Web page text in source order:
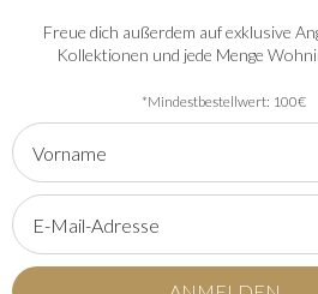
© 2026 | Bronx71 | Handelsregister
IdNr: NL854222881B01
Freue dich außerdem auf exklusive
Kollektionen und jede Menge
*Mindestbestellwert: 100€